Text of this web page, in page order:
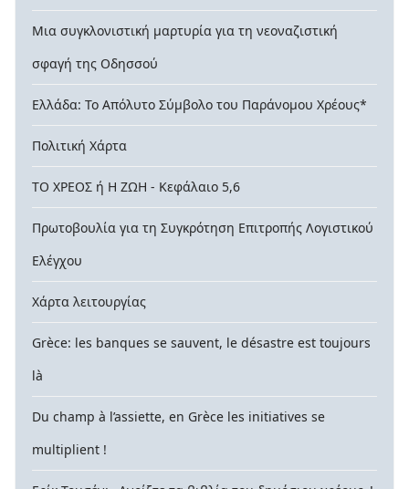
Μια συγκλονιστική μαρτυρία για τη νεοναζιστική
σφαγή της Οδησσού
Ελλάδα: Το Απόλυτο Σύμβολο του Παράνομου Χρέους*
Πολιτική Χάρτα
ΤΟ ΧΡΕΟΣ ή Η ΖΩΗ - Κεφάλαιο 5,6
Πρωτοβουλία για τη Συγκρότηση Επιτροπής Λογιστικού
Ελέγχου
Χάρτα λειτουργίας
Grèce: les banques se sauvent, le désastre est toujours
là
Du champ à l’assiette, en Grèce les initiatives se
multiplient !